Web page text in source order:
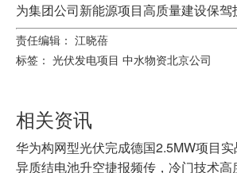
为集团公司新能源项目高质量建设保驾
责任编辑： 江晓蓓
标签： 光伏发电项目 中水物资北京公司
相关资讯